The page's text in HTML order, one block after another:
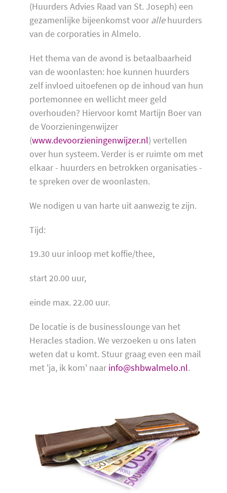
(Huurders Advies Raad van St. Joseph) een
gezamenlijke bijeenkomst voor allehuurders
van de corporaties in Almelo.
Het thema van de avond is betaalbaarheid
van de woonlasten: hoe kunnen huurders
zelf invloed uitoefenen op de inhoud van hun
portemonnee en wellicht meer geld
overhouden? Hiervoor komt Martijn Boer van
de Voorzieningenwijzer
(www.devoorzieningenwijzer.nl) vertellen
over hun systeem. Verder is er ruimte om met
elkaar - huurders en betrokken organisaties -
te spreken over de woonlasten.
We nodigen u van harte uit aanwezig te zijn.
Tijd:
19.30 uur inloop met koffie/thee,
start 20.00 uur,
einde max. 22.00 uur.
De locatie is de businesslounge van het
Heracles stadion. We verzoeken u ons laten
weten dat u komt. Stuur graag even een mail
met 'ja, ik kom' naar info@shbwalmelo.nl.